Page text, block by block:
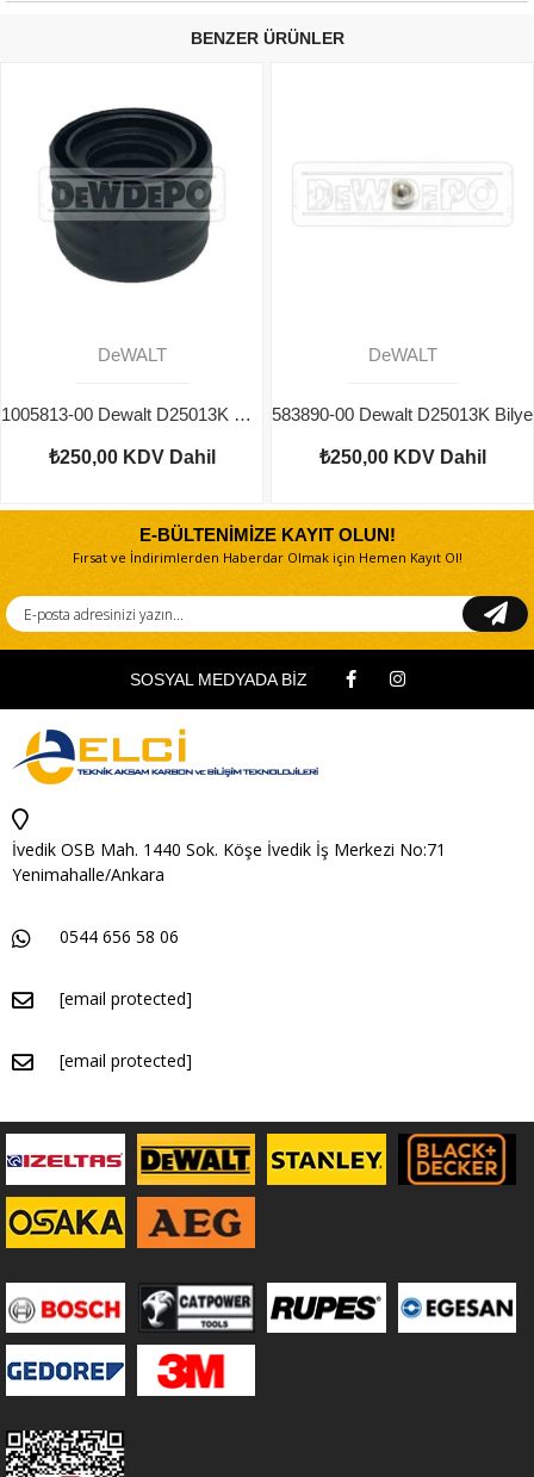
BENZER ÜRÜNLER
DeWALT
1005813-00 Dewalt D25013K Bilezik
₺250,00 KDV Dahil
DeWALT
583890-00 Dewalt D25013K Bilye
₺250,00 KDV Dahil
E-BÜLTENİMİZE KAYIT OLUN!
Fırsat ve İndirimlerden Haberdar Olmak için Hemen Kayıt Ol!
SOSYAL MEDYADA BİZ
İvedik OSB Mah. 1440 Sok. Köşe İvedik İş Merkezi No:71
Yenimahalle/Ankara
0544 656 58 06
[email protected]
[email protected]